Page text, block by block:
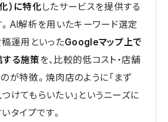
）に特化したサービスを提供する
AI解析を用いたキーワード選定
稿運用といったGoogleマップ上で
る施策 を、比較的低コスト・店舗
が特徴。焼肉店のように「まず
けてもらいたい」というニーズに
タイプです。